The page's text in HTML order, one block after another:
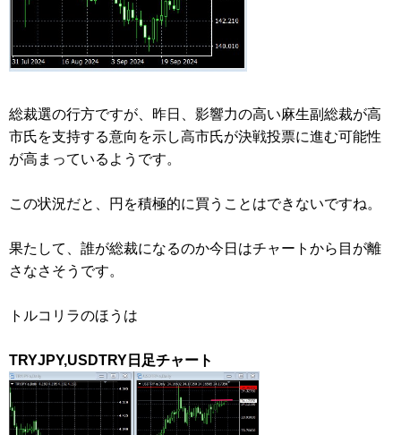
総裁選の行方ですが、昨日、影響力の高い麻生副総裁が高
市氏を支持する意向を示し高市氏が決戦投票に進む可能性
が高まっているようです。
この状況だと、円を積極的に買うことはできないですね。
果たして、誰が総裁になるのか今日はチャートから目が離
さなさそうです。
トルコリラのほうは
TRYJPY,USDTRY日足チャート